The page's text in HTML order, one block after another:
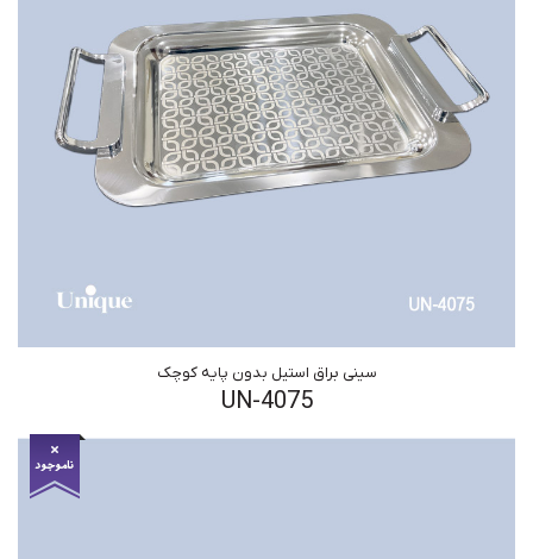
سینی براق استیل بدون پایه کوچک
UN-4075